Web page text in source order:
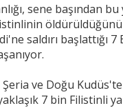
sene başından
saldırı başlattığı
Şeria ve Doğu
7 bin Filistinli